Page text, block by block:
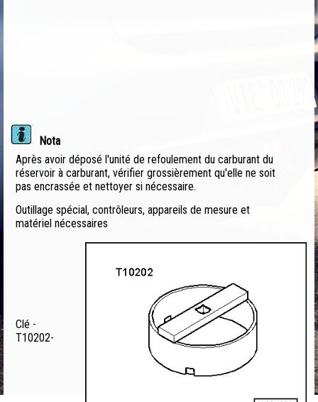
Nota
Après avoir déposé l'unité de refoulement du carburant du
réservoir à carburant, vérifier grossièrement qu'elle ne soit
pas encrassée et nettoyer si nécessaire.
Outillage spécial, contrôleurs, appareils de mesure et
matériel nécessaires
Clé -
T10202-